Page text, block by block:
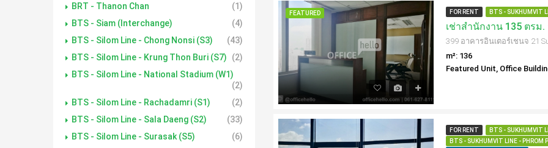
FEATURED FOR RENT BTS - SUKHUMVIT
m²: 136
Featured Unit, Office
FOR RENT
BTS - SUKHUMVIT
BTS - SUKHUMVIT LINE - PHROM
BRT - Thanon Chan
(1)
BTS - Siam (Interchange)
(4)
BTS - Silom Line - Chong Nonsi (S3)
(43)
BTS - Silom Line - Krung Thon Buri (S7)
(2)
BTS - Silom Line - National Stadium (W1)
(2)
BTS - Silom Line - Rachadamri (S1)
(2)
BTS - Silom Line - Sala Daeng (S2)
(33)
BTS - Silom Line - Surasak (S5)
(6)